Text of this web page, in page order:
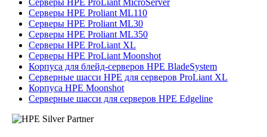
Серверы HPE ProLiant MicroServer
Серверы HPE Proliant ML110
Серверы HPE Proliant ML30
Серверы HPE Proliant ML350
Серверы HPE ProLiant XL
Серверы HPE ProLiant Moonshot
Корпуса для блейд-серверов HPE BladeSystem
Серверные шасси HPE для серверов ProLiant XL
Корпуса HPE Moonshot
Серверные шасси для серверов HPE Edgeline